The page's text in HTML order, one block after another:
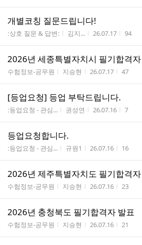
개별코칭 질문드립니다!
게시판명
ː상호 질문 & 답변ː 작성자
김지... 작성시간
26.07.17 조회수
94
2026년 세종특별자치시 필기합격
게시판명
수험정보-공무원 작성자
지승현 작성시간
26.07.17 조회수
47
[등업요청] 등업 부탁드립니다.
게시판명
ː등업요청 - 관심... 작성자
권성연 작성시간
26.07.16 조회수
7
등업요청합니다.
게시판명
ː등업요청 - 관심... 작성자
규원1 작성시간
26.07.16 조회수
16
2026년 제주특별자치도 필기합격
게시판명
수험정보-공무원 작성자
지승현 작성시간
26.07.16 조회수
23
2026년 충청북도 필기합격자 발표
게시판명
수험정보-공무원 작성자
지승현 작성시간
26.07.16 조회수
21